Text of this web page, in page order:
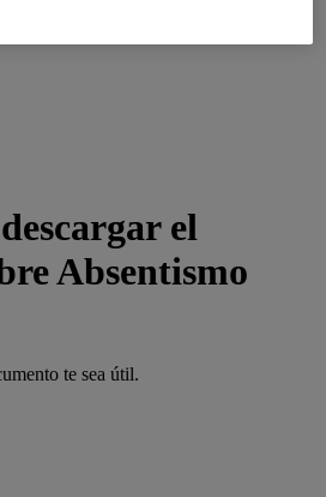
el
Absentismo
te sea útil.